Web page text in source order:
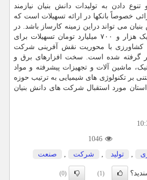
دادن به تولیدات دانش بنیان نیازمند
خصوصاً بانکها در ارائه تسهیلات است که
می تواند دراین زمینه کارساز باشد. در
استان مازندران حدود یک هزار و ۷۰۰ میلیارد تومان تسهیلات برای
کشاورزی با محوریت نقش آفرینی شرکت
گرفته شده است. سخت افزارهای برق و
ماشین آلات و تجهیزات پیشرفته و مواد
بر تکنولوژی های شیمیایی به ترتیب حوزه
مورد استقبال شرکت های دانش بنیان
1046
, تولید , شركت , صنعت
(1)
(0)